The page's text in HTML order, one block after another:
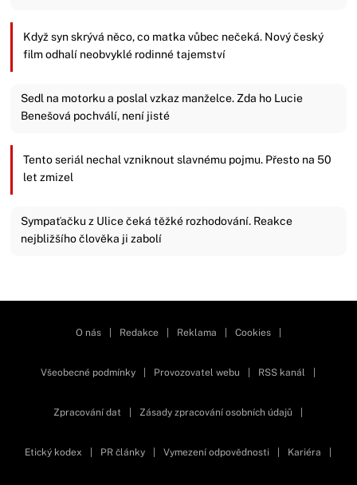
Když syn skrývá něco, co matka vůbec nečeká. Nový český
film odhalí neobvyklé rodinné tajemství
Sedl na motorku a poslal vzkaz manželce. Zda ho Lucie
Benešová pochválí, není jisté
Tento seriál nechal vzniknout slavnému pojmu. Přesto na 50
let zmizel
Sympaťačku z Ulice čeká těžké rozhodování. Reakce
nejbližšího člověka ji zabolí
O nás Redakce Reklama Cookies
Všeobecné podmínky Provozovatel webu RSS kanál
Zpracování dat Zásady zpracování osobních údajů
Etický kodex PR články Vymezení odpovědnosti Kariéra